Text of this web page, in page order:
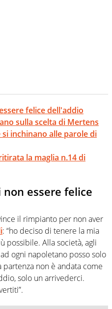
felice dell'addio
sulla scelta di Mertens
inchinano alle parole di
la maglia n.14 di
essere felice
il rimpianto per non aver
: “ho deciso di tenere la mia
possibile. Alla società, agli
ogni napoletano posso solo
partenza non è andata come
solo un arrivederci.